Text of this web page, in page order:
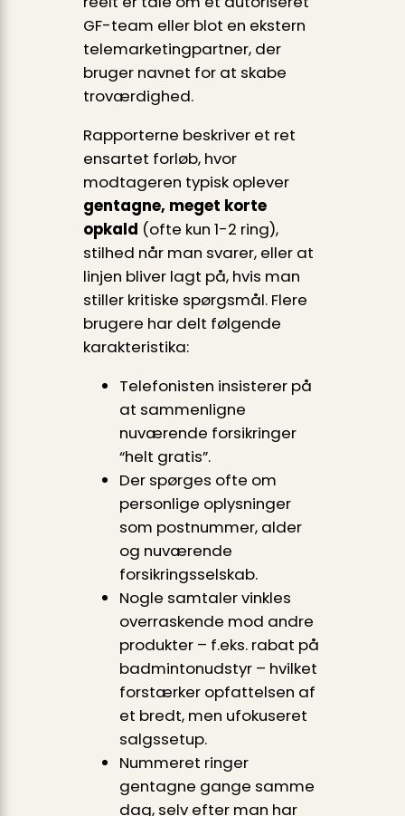
GF-team eller blot en ekstern
telemarketingpartner, der
bruger navnet for at skabe
troværdighed.
Rapporterne beskriver et ret
ensartet forløb, hvor
modtageren typisk oplever
gentagne, meget korte
opkald (ofte kun 1-2 ring),
stilhed når man svarer, eller at
linjen bliver lagt på, hvis man
stiller kritiske spørgsmål. Flere
brugere har delt følgende
karakteristika:
Telefonisten insisterer på
at sammenligne
nuværende forsikringer
“helt gratis”.
Der spørges ofte om
personlige oplysninger
som postnummer, alder
og nuværende
forsikringsselskab.
Nogle samtaler vinkles
overraskende mod andre
produkter – f.eks. rabat på
badmintonudstyr – hvilket
forstærker opfattelsen af
et bredt, men ufokuseret
salgssetup.
Nummeret ringer
gentagne gange samme
dag, selv efter man har